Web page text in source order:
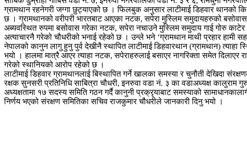
ग्रामथान रहनेगरी जग्गा छुट्याएको छ । फिलबुक अनुसार लाटीमाई डिहवार थानको
छ । ग्रामथानको वरीपरी भारतबाट आएका नटक, सपेरा मुस्लिम समुदायहरुको बसोवास
अब्यवस्थित रुपमा बसोवास गरेका नटक, सपेरा नचाउने मुस्लिम समुदाय गाई गोरु काटेर
अत्याचारनै गरेको चौधरीको भनाई रहेको छ । उन्ले भने ‘ग्रामथान माथी प्रहार हामी
नेपालको कानुन लागु हुनु पुर्व देखीनै स्थापित लाटीमाई डिहवारथान (ग्रामथान)
भयो । हालमा मात्रै आएर त्याहा नटक, सपेराहरुलाई बसाएर नागरिक्ता समेत दिलाएर
गरेको स्थानियको आरोप रहेको छ ।
लाटीमाई डिहवार ग्रामथानलाई बिस्थापित गर्ने खालका समस्या र चुनौती देखिदा
रक्षक सुनसरी प्रतिनिधि साबित्रा चौधरी, इनरुवा वडा नं. ३ का वडाअध्यक्ष
अध्यक्षतामा १७ सदस्य समिति गठन गर्दै कानुनी प्रक्रृयाबाट समस्याको
निर्णय भएको संरक्षण समितिका सचिव राजकुमार चौधरीले जानकारी दिनु भयो ।